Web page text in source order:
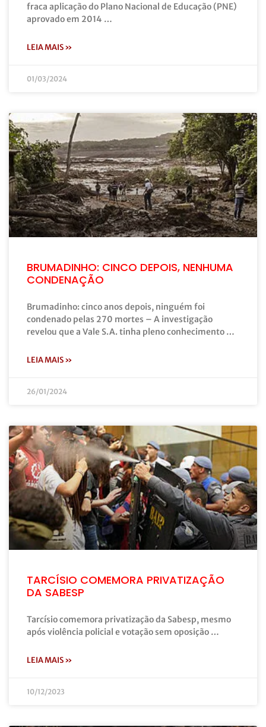
fraca aplicação do Plano Nacional de Educação (PNE)
aprovado em 2014 …
LEIA MAIS »
01/03/2024
BRUMADINHO: CINCO DEPOIS, NENHUMA
CONDENAÇÃO
Brumadinho: cinco anos depois, ninguém foi
condenado pelas 270 mortes – A investigação
revelou que a Vale S.A. tinha pleno conhecimento …
LEIA MAIS »
26/01/2024
TARCÍSIO COMEMORA PRIVATIZAÇÃO
DA SABESP
Tarcísio comemora privatização da Sabesp, mesmo
após violência policial e votação sem oposição …
LEIA MAIS »
10/12/2023